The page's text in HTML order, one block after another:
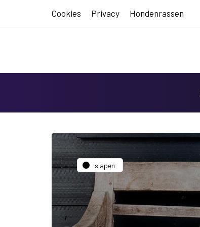
Cookies Privacy Hondenrassen
slapen